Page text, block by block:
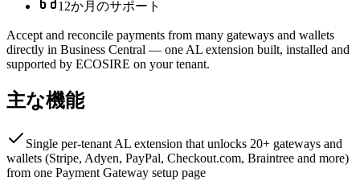
12か月のサポート
Accept and reconcile payments from many gateways and wallets
directly in Business Central — one AL extension built, installed and
supported by ECOSIRE on your tenant.
主な機能
Single per-tenant AL extension that unlocks 20+ gateways and
wallets (Stripe, Adyen, PayPal, Checkout.com, Braintree and more)
from one Payment Gateway setup page